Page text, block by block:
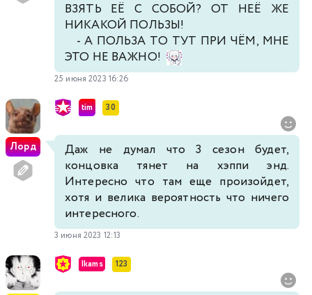
ВЗЯТЬ ЕЁ С СОБОЙ? ОТ НЕЁ ЖЕ
НИКАКОЙ ПОЛЬЗЫ!
- А ПОЛЬЗА ТО ТУТ ПРИ ЧЁМ, МНЕ
ЭТО НЕ ВАЖНО!
25 июня 2023 16:26
Лорд
tim 30
Даж не думал что 3 сезон будет,
концовка тянет на хэппи энд.
Интересно что там еще произойдет,
хотя и велика вероятность что ничего
интересного.
3 июня 2023 12:13
Ikams 123